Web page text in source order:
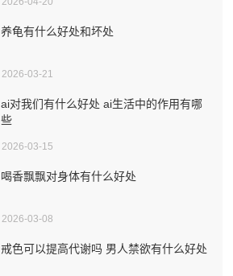
养龟有什么好处和坏处
2026-03-21
ai对我们有什么好处 ai生活中的作用有哪
些
2026-03-15
喝香飘飘对身体有什么好处
2026-03-08
戒色可以提高代谢吗 男人禁欲有什么好处